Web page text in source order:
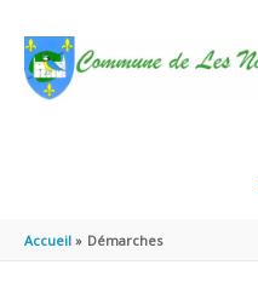
Accueil Démarches